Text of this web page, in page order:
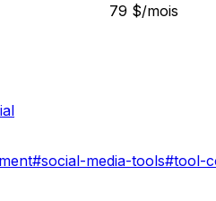
79 $/mois
#social-media-tools#tool-